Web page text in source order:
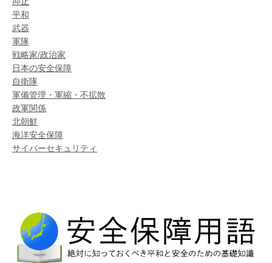
平和
武器
軍隊
戦略家/政治家
日本の安全保障
自衛隊
軍備管理・軍縮・不拡散
政軍関係
北朝鮮
海洋安全保障
サイバーセキュリティ